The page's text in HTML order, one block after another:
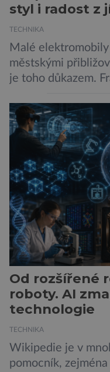
styl i radost z
TECHNIKA
Malé
městskými
je toho důkazem.
dojezd a
ukazuje, že i
autem, se kterým
města Peugeot
černého už […]
Od rozšířené
roboty. AI
technologie
TECHNIKA
Wikipedie je v
pomocník,